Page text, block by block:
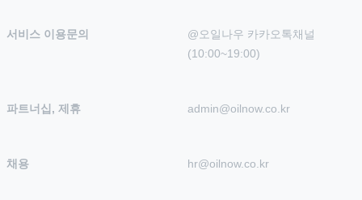
서비스 이용문의
@오일나우 카카오톡채널
(10:00~19:00)
파트너십, 제휴 admin@oilnow.co.kr
채용 hr@oilnow.co.kr